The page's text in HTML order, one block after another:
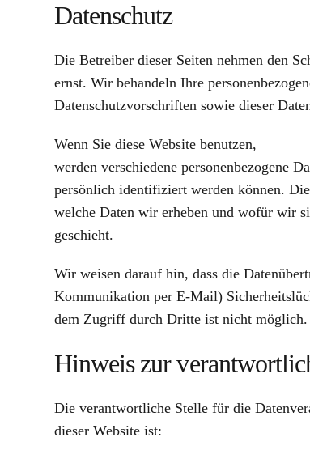
Datenschutz
Die Betreiber dieser Seiten nehmen den
ernst. Wir behandeln Ihre
Datenschutzvorschriften sowie dieser
Wenn Sie diese Website benutzen,
werden verschiedene personenbezogene
persönlich identifiziert werden können.
welche Daten wir erheben und wofür wir
geschieht.
Wir weisen darauf hin, dass die
Kommunikation per E-Mail)
dem Zugriff durch Dritte ist nicht möglich.
Hinweis zur
Die verantwortliche Stelle für die
dieser Website ist: